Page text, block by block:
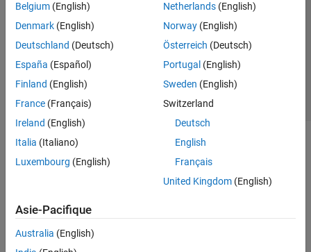
Belgium (English)
Denmark (English)
Deutschland (Deutsch)
España (Español)
Finland (English)
France (Français)
Ireland (English)
Italia (Italiano)
Luxembourg (English)
Netherlands(English)
Norway(English)
Österreich (Deutsch)
Portugal (English)
Sweden (English)
Switzerland
Deutsch
English
Français
United Kingdom(English)
Asie-Pacifique
Australia (English)
Lutte anti-piratage
Contacts locaux
© 1994-2026 The MathWorks, Inc.